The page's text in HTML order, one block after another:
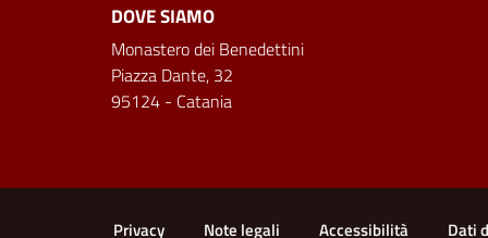
DOVE SIAMO
Monastero dei Benedettini
Piazza Dante, 32
95124 - Catania
Privacy Note legali Accessibilità Dati